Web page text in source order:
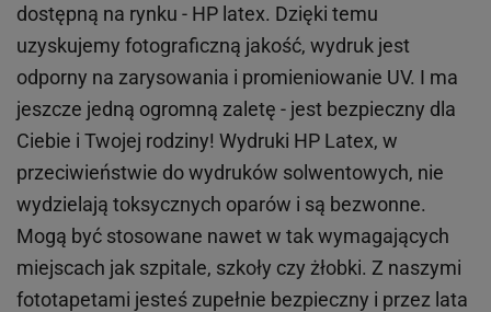
dostępną na rynku - HP latex. Dzięki temu
uzyskujemy fotograficzną jakość, wydruk jest
odporny na zarysowania i promieniowanie UV. I ma
jeszcze jedną ogromną zaletę - jest bezpieczny dla
Ciebie i Twojej rodziny! Wydruki HP Latex, w
przeciwieństwie do wydruków solwentowych, nie
wydzielają toksycznych oparów i są bezwonne.
Mogą być stosowane nawet w tak wymagających
miejscach jak szpitale, szkoły czy żłobki. Z naszymi
fototapetami jesteś zupełnie bezpieczny i przez lata